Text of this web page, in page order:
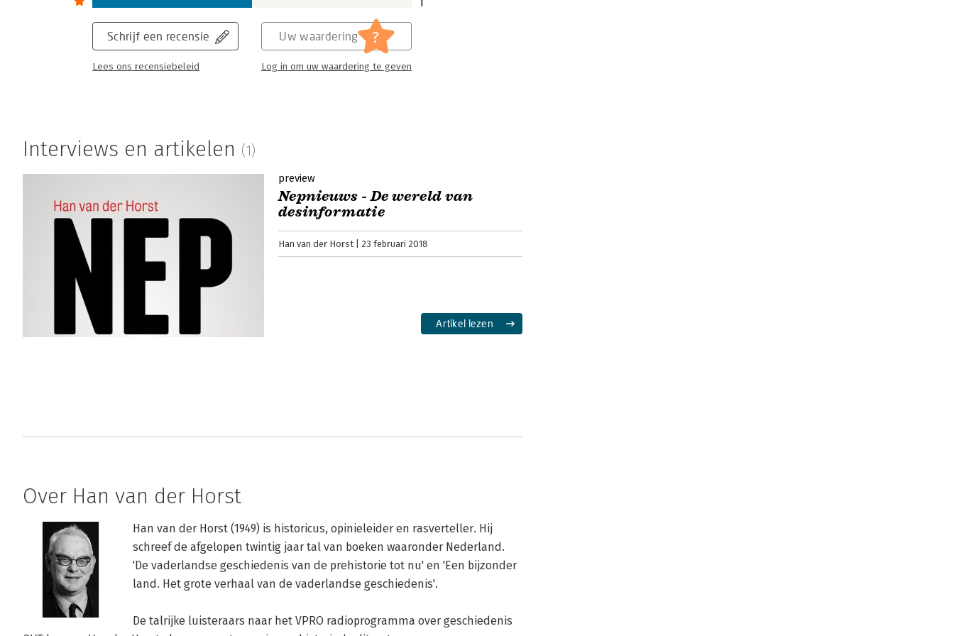
Schrijf een recensie
Lees ons recensiebeleid
Uw waardering ?
Log in om uw waardering te geven
Interviews en artikelen (1)
preview
Nepnieuws - De wereld van
desinformatie
Han van der Horst 23 februari 2018
Artikel lezen
Over Han van der Horst
Han van der Horst (1949) is historicus, opinieleider en rasverteller. Hij
schreef de afgelopen twintig jaar tal van boeken waaronder Nederland.
'De vaderlandse geschiedenis van de prehistorie tot nu' en 'Een bijzonder
land. Het grote verhaal van de vaderlandse geschiedenis'.
De talrijke luisteraars naar het VPRO radioprogramma over geschiedenis